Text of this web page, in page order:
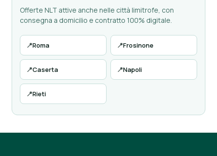
Offerte NLT attive anche nelle città limitrofe, con
consegna a domicilio e contratto 100% digitale.
📍Roma 📍Frosinone
📍Caserta 📍Napoli
📍Rieti